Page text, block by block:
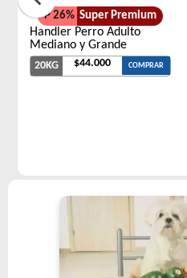
P 26% Super Premium
Handler Perro Adulto
Mediano y Grande
20KG $44.000 COMPRAR